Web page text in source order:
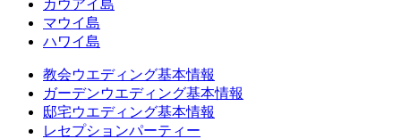
カウアイ島
マウイ島
ハワイ島
教会ウエディング基本情報
ガーデンウエディング基本情報
邸宅ウエディング基本情報
レセプションパーティー